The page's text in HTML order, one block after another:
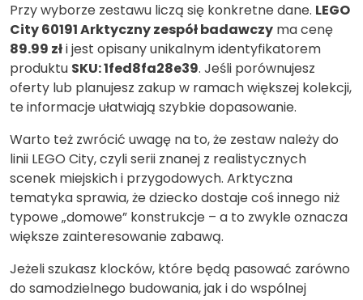
Przy wyborze zestawu liczą się konkretne dane. LEGO
City 60191 Arktyczny zespół badawczy ma cenę
89.99 złi jest opisany unikalnym identyfikatorem
produktu SKU: 1fed8fa28e39. Jeśli porównujesz
oferty lub planujesz zakup w ramach większej kolekcji,
te informacje ułatwiają szybkie dopasowanie.
Warto też zwrócić uwagę na to, że zestaw należy do
linii LEGO City, czyli serii znanej z realistycznych
scenek miejskich i przygodowych. Arktyczna
tematyka sprawia, że dziecko dostaje coś innego niż
typowe „domowe” konstrukcje – a to zwykle oznacza
większe zainteresowanie zabawą.
Jeżeli szukasz klocków, które będą pasować zarówno
do samodzielnego budowania, jak i do wspólnej